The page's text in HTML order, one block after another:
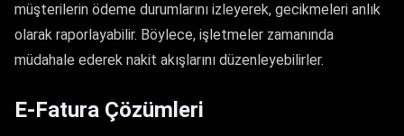
müşterilerin ödeme durumlarını izleyerek, gecikmeleri anlık
olarak raporlayabilir. Böylece, işletmeler zamanında
müdahale ederek nakit akışlarını düzenleyebilirler.
E-Fatura Çözümleri